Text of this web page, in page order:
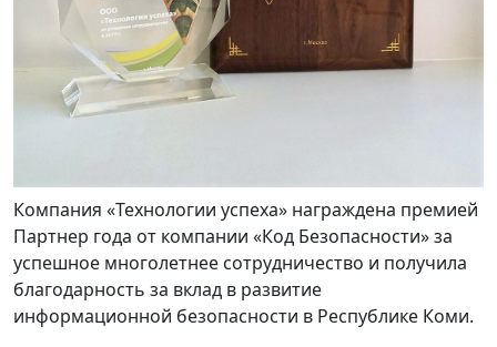
Компания «Технологии успеха» награждена премией
Партнер года от компании «Код Безопасности» за
успешное многолетнее сотрудничество и получила
благодарность за вклад в развитие
информационной безопасности в Республике Коми.